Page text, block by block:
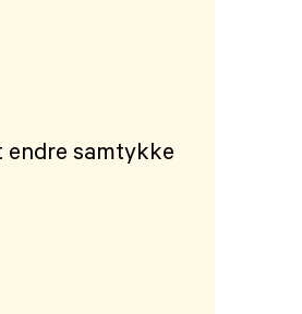
endre samtykke